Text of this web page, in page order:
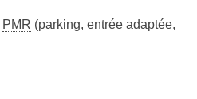
PMR (parking, entrée adaptée,